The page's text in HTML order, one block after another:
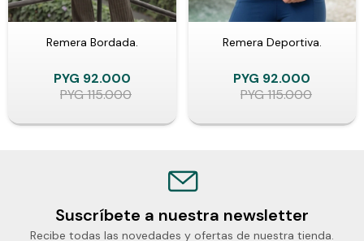
Remera Bordada.
PYG 92.000
PYG115.000
Remera Deportiva.
PYG 92.000
PYG115.000
Suscríbete a nuestra newsletter
Recibe todas las novedades y ofertas de nuestra tienda.